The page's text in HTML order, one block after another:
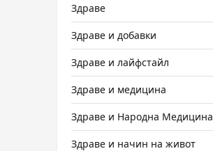
Здраве
Здраве и добавки
Здраве и лайфстайл
Здраве и медицина
Здраве и Народна Медицина
Здраве и начин на живот